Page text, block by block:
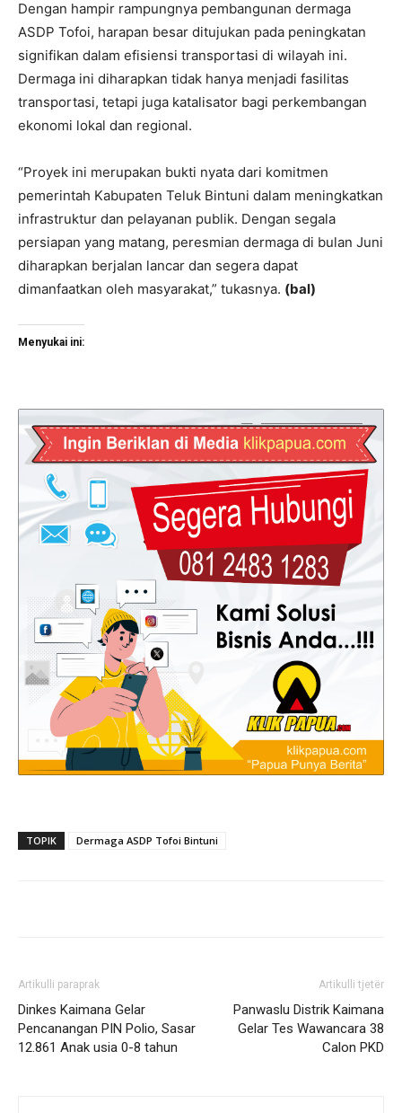
Dengan hampir rampungnya pembangunan dermaga
ASDP Tofoi, harapan besar ditujukan pada peningkatan
signifikan dalam efisiensi transportasi di wilayah ini.
Dermaga ini diharapkan tidak hanya menjadi fasilitas
transportasi, tetapi juga katalisator bagi perkembangan
ekonomi lokal dan regional.
“Proyek ini merupakan bukti nyata dari komitmen
pemerintah Kabupaten Teluk Bintuni dalam meningkatkan
infrastruktur dan pelayanan publik. Dengan segala
persiapan yang matang, peresmian dermaga di bulan Juni
diharapkan berjalan lancar dan segera dapat
dimanfaatkan oleh masyarakat,” tukasnya. (bal)
Menyukai ini:
TOPIK Dermaga ASDP Tofoi Bintuni
Artikulli paraprak
Dinkes Kaimana Gelar
Pencanangan PIN Polio, Sasar
12.861 Anak usia 0-8 tahun
Artikulli tjetër
Panwaslu Distrik Kaimana
Gelar Tes Wawancara 38
Calon PKD